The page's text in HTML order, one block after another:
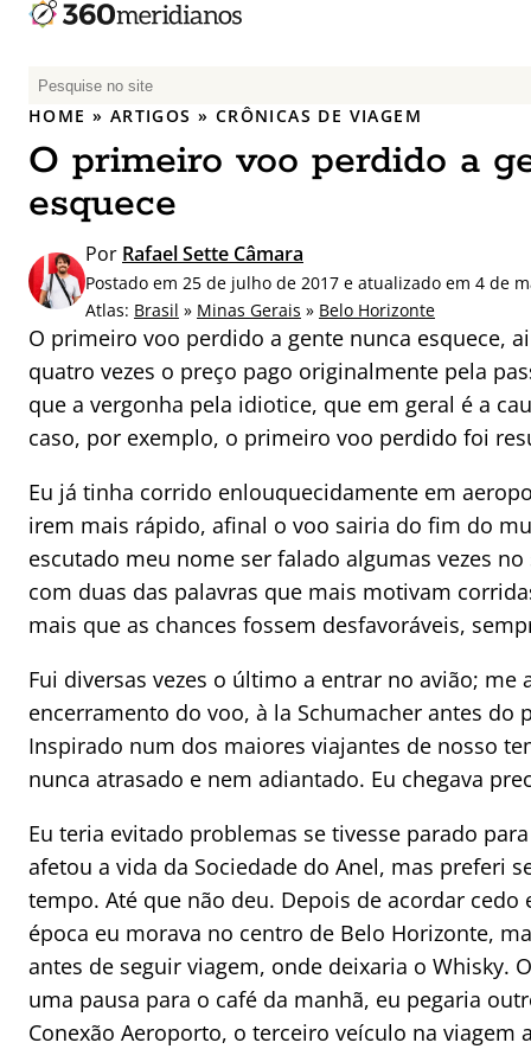
P
e
q
u
i
a
r
p
o
:
HOME » ARTIGOS » CRÔNICAS DE VIAGEM
O primeiro voo perdido a
esquece
Por Rafael Sette Câmara
Postado em 25 de julho de 2017 e atualizado em 4 de
Atlas: Brasil » Minas Gerais » Belo Horizonte
O primeiro voo perdido a gente nunca esquece,
quatro vezes o preço pago originalmente pela
que a vergonha pela idiotice, que em geral é a
caso, por exemplo, o primeiro voo perdido foi
Eu já tinha corrido enlouquecidamente em
irem mais rápido, afinal o voo sairia do fim do
escutado meu nome ser falado algumas vezes
com duas das palavras que mais motivam
mais que as chances fossem desfavoráveis,
Fui diversas vezes o último a entrar no avião;
encerramento do voo, à la Schumacher antes do
Inspirado num dos maiores viajantes de nosso
nunca atrasado e nem adiantado. Eu chegava
Eu teria evitado problemas se tivesse parado
afetou a vida da Sociedade do Anel, mas preferi
tempo. Até que não deu. Depois de acordar cedo
época eu morava no centro de Belo Horizonte,
antes de seguir viagem, onde deixaria o Whisky.
uma pausa para o café da manhã, eu pegaria
Conexão Aeroporto, o terceiro veículo na viagem